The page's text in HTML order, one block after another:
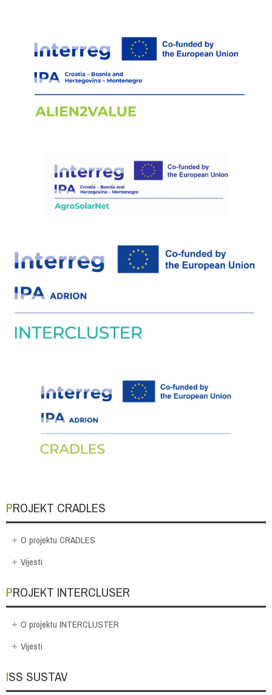
PROJEKT CRADLES
O projektu CRADLES
Vijesti
PROJEKT INTERCLUSER
O projektu INTERCLUSTER
Vijesti
ISS SUSTAV